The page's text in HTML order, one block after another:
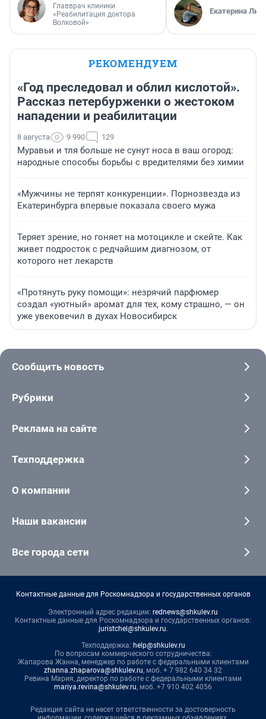
Главврач клиники
«Реабилитация доктора
Волковой»
Екатерина
РЕКОМЕНДУЕМ
«Год преследовал и облил кислотой».
Рассказ петербурженки о жестоком
нападении и реабилитации
8 августа 9 990 129
Муравьи и тля больше не сунут носа в ваш огород:
народные способы борьбы с вредителями без химии
«Мужчины не терпят конкуренции». Порнозвезда из
Екатеринбурга впервые показала своего мужа
Теряет зрение, но гоняет на мотоцикле и скейте. Как
живет подросток с редчайшим диагнозом, от
которого нет лекарств
«Протянуть руку помощи»: незрячий парфюмер
создал «уютный» аромат для тех, кому страшно, — он
уже увековечил в духах Новосибирск
Сообщить новость
Рубрики
Реклама на сайте
Техподдержка
О компании
Наши вакансии
Все города сети
Контактные данные для Роскомнадзора и государственных органов
Электронный адрес редакции: rednews@shkulev.ru
Контактные данные для Роскомнадзора и государственных органов:
juristchel@shkulev.ru.
Техподдержка: help@shkulev.ru
По вопросам коммерческого сотрудничества:
Жапарова Жанна, менеджер по работе с федеральными клиентами
zhanna.zhaparova@shkulev.ru, моб. + 7 982 640 34 32
Ревина Мария, директор по работе с федеральными клиентами
mariya.revina@shkulev.ru, моб. +7 910 402 4056
Редакция сайта не несет ответственности за достоверность